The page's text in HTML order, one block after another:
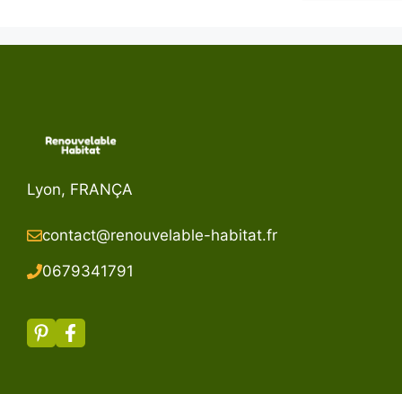
Lyon, FRANÇA
contact@renouvelable-habitat.fr
0679341791